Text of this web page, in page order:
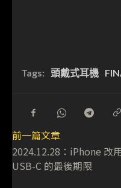
Tags: 頭戴式耳機
前一篇文章
2024.12.28：iPhone 改
USB-C 的最後期限